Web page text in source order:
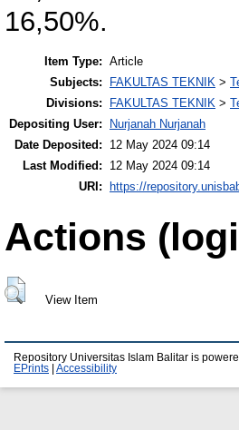
16,50%.
Item Type: Article
Subjects:
FAKULTAS TEKNIK >
Divisions:
FAKULTAS TEKNIK >
Depositing User:
Nurjanah Nurjanah
Date Deposited:
12 May 2024 09:14
Last Modified:
12 May 2024 09:14
URI:
https://
Actions
View Item
Repository Universitas Islam Balitar is
EPrints
Accessibility